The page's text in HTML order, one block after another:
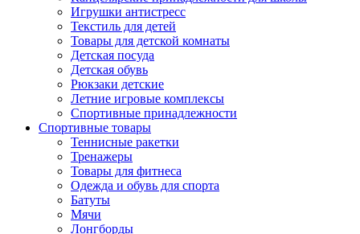
Игрушки антистресс
Текстиль для детей
Товары для детской комнаты
Детская посуда
Детская обувь
Рюкзаки детские
Летние игровые комплексы
Спортивные принадлежности
Спортивные товары
Теннисные ракетки
Тренажеры
Товары для фитнеса
Одежда и обувь для спорта
Батуты
Мячи
Лонгборды